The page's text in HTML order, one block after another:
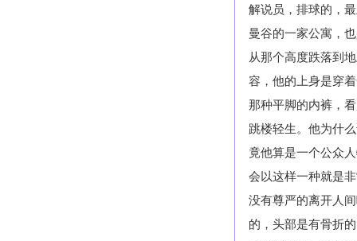
解说员，排球的，
曼谷的一家公寓，
从那个高度跌落到
容，他的上身是穿
那种平脚的内裤，
跳楼轻生。他为什
竟他算是一个公众
会以这样一种就是
没有尊严的离开人
的，头部是有骨折